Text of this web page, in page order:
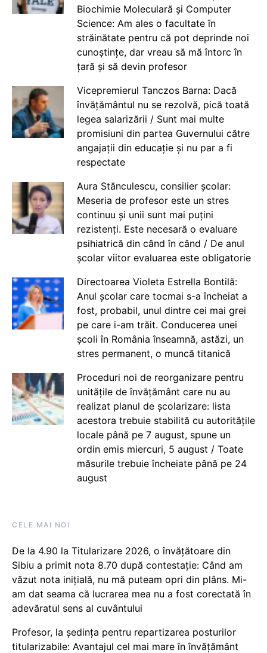
Biochimie Moleculară și Computer
Science: Am ales o facultate în
străinătate pentru că pot deprinde noi
cunoștințe, dar vreau să mă întorc în
țară și să devin profesor
Vicepremierul Tanczos Barna: Dacă
învățământul nu se rezolvă, pică toată
legea salarizării / Sunt mai multe
promisiuni din partea Guvernului către
angajații din educație și nu par a fi
respectate
Aura Stănculescu, consilier școlar:
Meseria de profesor este un stres
continuu și unii sunt mai puțini
rezistenți. Este necesară o evaluare
psihiatrică din când în când / De anul
școlar viitor evaluarea este obligatorie
Directoarea Violeta Estrella Bontilă:
Anul școlar care tocmai s-a încheiat a
fost, probabil, unul dintre cei mai grei
pe care i-am trăit. Conducerea unei
școli în România înseamnă, astăzi, un
stres permanent, o muncă titanică
Proceduri noi de reorganizare pentru
unitățile de învățământ care nu au
realizat planul de școlarizare: lista
acestora trebuie stabilită cu autoritățile
locale până pe 7 august, spune un
ordin emis miercuri, 5 august / Toate
măsurile trebuie încheiate până pe 24
august
CELE MAI NOI
De la 4.90 la Titularizare 2026, o învățătoare din
Sibiu a primit nota 8.70 după contestație: Când am
văzut nota inițială, nu mă puteam opri din plâns. Mi-
am dat seama că lucrarea mea nu a fost corectată în
adevăratul sens al cuvântului
Profesor, la ședința pentru repartizarea posturilor
titularizabile: Avantajul cel mai mare în învățământ